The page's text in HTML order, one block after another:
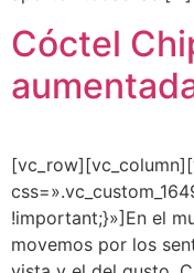
Cóctel
!important;}»]En el
movemos por los